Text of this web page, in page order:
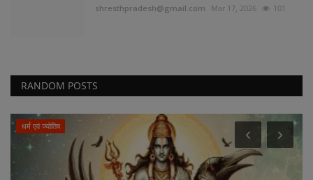
shresthpradesh@gmail.com Mar 17, 2026 101
RANDOM POSTS
धर्म एवं ज्योतिष रायपुर